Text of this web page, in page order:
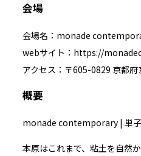
会場
会場名：monade
webサイト： https://
アクセス：〒605-0829 京都
概要
monade contemporary | 単子
本原はこれまで、粘土を自然